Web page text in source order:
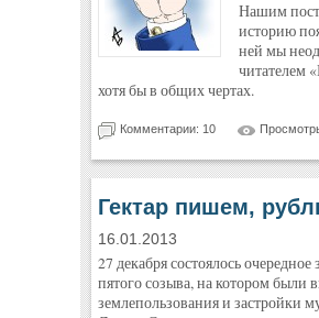
Нашим
историю
ней мы
читателем
хотя бы в общих чертах.
Комментарии: 10
Гектар пишем,
16.01.2013
27 декабря состоялось
пятого созыва, на котором были
землепользования и застройки